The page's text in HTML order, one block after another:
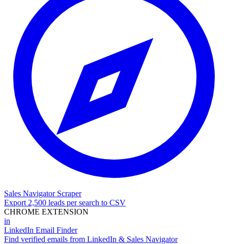
Sales Navigator Scraper
Export 2,500 leads per search to CSV
CHROME EXTENSION
in
LinkedIn Email Finder
Find verified emails from LinkedIn & Sales Navigator